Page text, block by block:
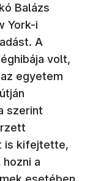
Balázs
York-i
A
volt,
egyetem
szerint
is kifejtette,
a